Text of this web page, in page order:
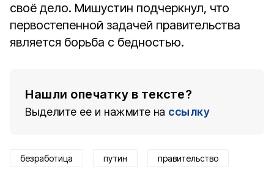
своё дело. Мишустин подчеркнул, что
первостепенной задачей правительства
является борьба с бедностью.
Нашли опечатку в тексте?
Выделите ее и нажмите на ссылку
безработица путин правительство